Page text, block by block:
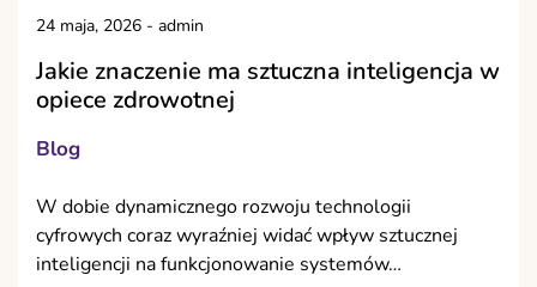
24 maja, 2026 - admin
Jakie znaczenie ma sztuczna inteligencja w
opiece zdrowotnej
Blog
W dobie dynamicznego rozwoju technologii
cyfrowych coraz wyraźniej widać wpływ sztucznej
inteligencji na funkcjonowanie systemów…